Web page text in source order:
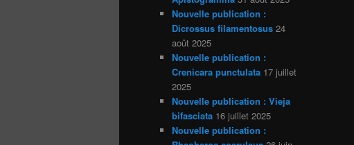
Nouvelle publication :
Dicrossus filamentosus 24
août 2025
Nouvelle publication :
Crenicara punctulata 17 juillet
2025
Nouvelle publication : Vieja
bifasciata 16 juillet 2025
Nouvelle publication :